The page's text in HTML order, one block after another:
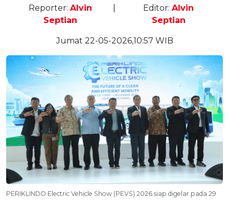
Reporter: Alvin
Septian
Editor:Alvin
Septian
Jumat 22-05-2026,10:57 WIB
PERIKLINDO Electric Vehicle Show (PEVS) 2026 siap digelar pada 29